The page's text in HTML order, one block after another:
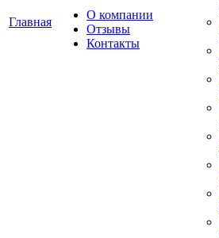
Главная
О компании
Отзывы
Контакты